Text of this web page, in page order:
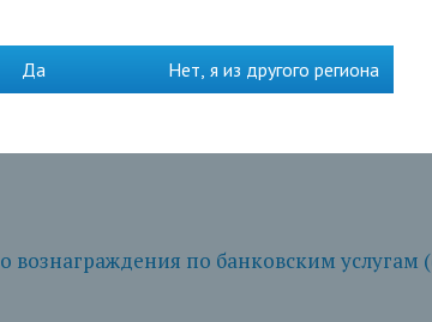
лиц и индивидуальных
вознаграждения по банковским
вознаграждения по банковским
Да Нет, я из другого региона